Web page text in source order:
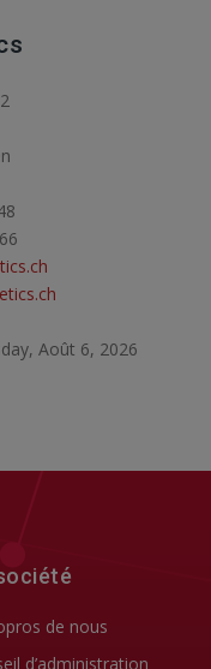
Août 6, 2026
de nous
d’administration